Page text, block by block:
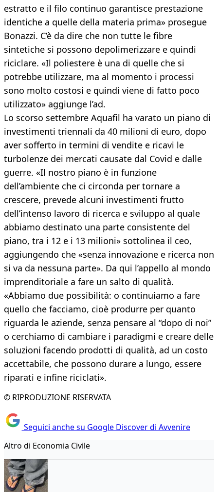
estratto e il filo continuo garantisce prestazione
identiche a quelle della materia prima» prosegue
Bonazzi. C’è da dire che non tutte le fibre
sintetiche si possono depolimerizzare e quindi
riciclare. «Il poliestere è una di quelle che si
potrebbe utilizzare, ma al momento i processi
sono molto costosi e quindi viene di fatto poco
utilizzato» aggiunge l’ad.
Lo scorso settembre Aquafil ha varato un piano di
investimenti triennali da 40 milioni di euro, dopo
aver sofferto in termini di vendite e ricavi le
turbolenze dei mercati causate dal Covid e dalle
guerre. «Il nostro piano è in funzione
dell’ambiente che ci circonda per tornare a
crescere, prevede alcuni investimenti frutto
dell’intenso lavoro di ricerca e sviluppo al quale
abbiamo destinato una parte consistente del
piano, tra i 12 e i 13 milioni» sottolinea il ceo,
aggiungendo che «senza innovazione e ricerca non
si va da nessuna parte». Da qui l’appello al mondo
imprenditoriale a fare un salto di qualità.
«Abbiamo due possibilità: o continuiamo a fare
quello che facciamo, cioè produrre per quanto
riguarda le aziende, senza pensare al “dopo di noi”
o cerchiamo di cambiare i paradigmi e creare delle
soluzioni facendo prodotti di qualità, ad un costo
accettabile, che possono durare a lungo, essere
riparati e infine riciclati».
© RIPRODUZIONE RISERVATA
Seguici anche su Google Discover di Avvenire
Altro di Economia Civile